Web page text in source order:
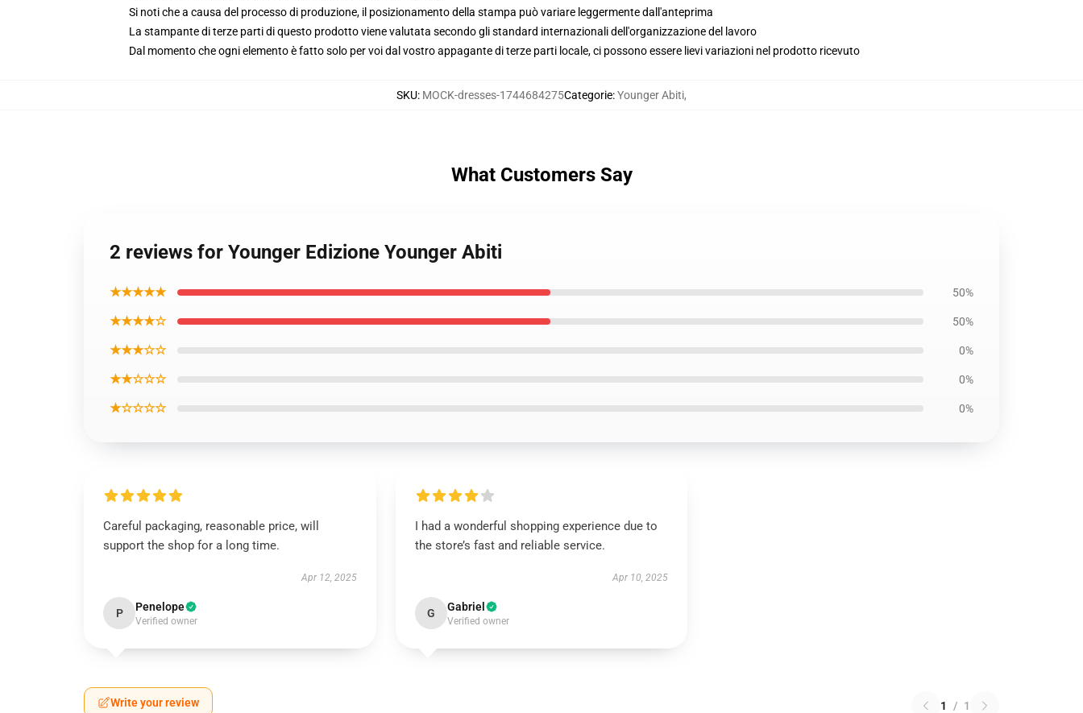
Si noti che a causa del processo di produzione, il posizionamento della stampa può variare leggermente dall'anteprima
La stampante di terze parti di questo prodotto viene valutata secondo gli standard internazionali dell'organizzazione del lavoro
Dal momento che ogni elemento è fatto solo per voi dal vostro appagante di terze parti locale, ci possono essere lievi variazioni nel prodotto ricevuto
SKU: MOCK-dresses-1744684275Categorie:Younger Abiti,
What Customers Say
2 reviews for Younger Edizione Younger Abiti
★★★★★ 50%
★★★★☆ 50%
★★★☆☆ 0%
★★☆☆☆ 0%
★☆☆☆☆ 0%
Careful packaging, reasonable price, will
support the shop for a long time.
Apr 12, 2025
P Penelope
Verified owner
I had a wonderful shopping experience due to
the store’s fast and reliable service.
Apr 10, 2025
G Gabriel
Verified owner
Write your review 1 / 1